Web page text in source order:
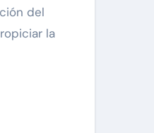
del
la